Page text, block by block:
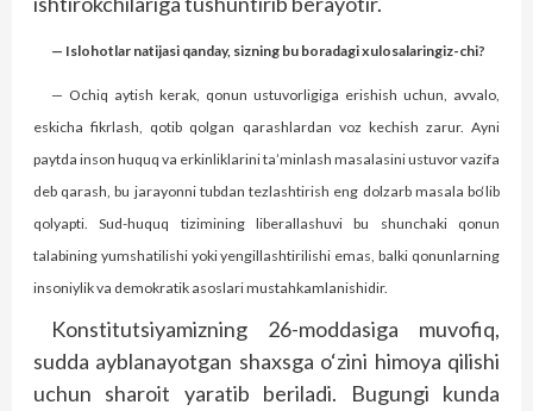
— Islohotlar natijasi qanday, sizning bu boradagi xulosalaringiz-chi?
— Ochiq aytish kerak, qonun ustuvorligiga erishish uchun, avvalo,
eskicha fikrlash, qotib qolgan qarashlardan voz kechish zarur. Ayni
paytda inson huquq va erkinliklarini ta’minlash masalasini ustuvor vazifa
deb qarash, bu jarayonni tubdan tezlashtirish eng dolzarb masala bo‘lib
qolyapti. Sud-huquq tizimining liberallashuvi bu shunchaki qonun
talabining yumshatilishi yoki yengillashtirilishi emas, balki qonunlarning
insoniylik va demokratik asoslari mustahkamlanishidir.
Konstitutsiyamizning 26-moddasiga muvofiq,
sudda ayblanayotgan shaxsga o‘zini himoya qilishi
uchun sharoit yaratib beriladi. Bugungi kunda